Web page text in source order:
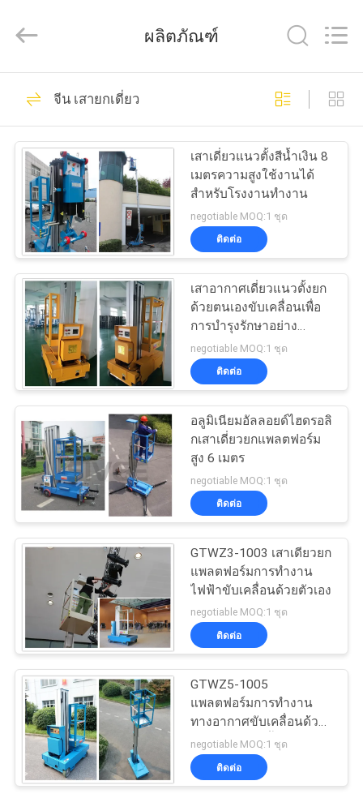
บ้าน
สินค้า
วิดีโอ
เกี่ยว
กับ
เรา
ทัวร์
โรงงาน
ควบคุม
คุณภาพ
ติดต่อ
เรา
ขอ
ใบ
เสนอ
SIVGE
MACHINERY
All
Reserved.
แพลตฟอร์มงานทาง
อากาศ
54
แพลตฟอร์มงานอลูมิ
เนียม
32
แพลตฟอร์มงานยก
ระดับมือถือ
41
แพลตฟอร์มการ
ทำงานของกรรไกร
41
ผลิตภัณฑ์
จีน เสายกเดี่ยว
เสาเดี่ยวแนวตั้งสีน้ำเงิน 8
เมตรความสูงใช้งานได้
สำหรับโรงงานทำงาน
negotiable MOQ:1 ชุด
ติดต่อ
เสาอากาศเดี่ยวแนวตั้งยก
ด้วยตนเองขับเคลื่อนเพื่อ
การบำรุงรักษาอย่าง
รวดเร็ว
negotiable MOQ:1 ชุด
ติดต่อ
อลูมิเนียมอัลลอยด์ไฮดรอลิ
กเสาเดี่ยวยกแพลตฟอร์ม
สูง 6 เมตร
negotiable MOQ:1 ชุด
ติดต่อ
GTWZ3-1003 เสาเดียวยก
แพลตฟอร์มการทำงาน
ไฟฟ้าขับเคลื่อนด้วยตัวเอง
negotiable MOQ:1 ชุด
ติดต่อ
GTWZ5-1005
แพลตฟอร์มการทำงาน
ทางอากาศขับเคลื่อนด้วย
ตนเองในแนวตั้งสำหรับ
คลังสินค้า
negotiable MOQ:1 ชุด
ติดต่อ